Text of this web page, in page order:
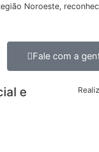
Noroeste,
Fale com a
e